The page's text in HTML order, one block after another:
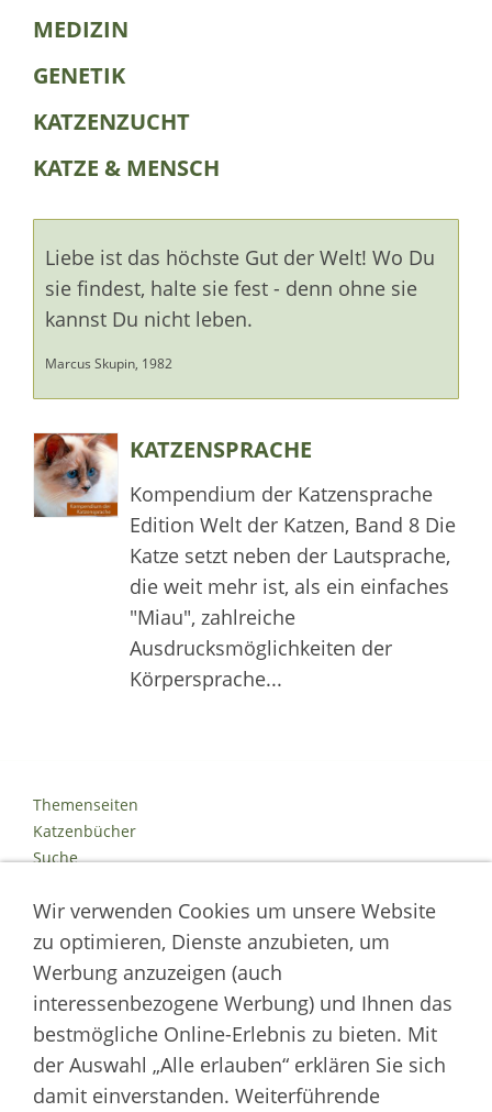
MEDIZIN
GENETIK
KATZENZUCHT
KATZE & MENSCH
Liebe ist das höchste Gut der Welt! Wo Du
sie findest, halte sie fest - denn ohne sie
kannst Du nicht leben.
Marcus Skupin, 1982
KATZENSPRACHE
Kompendium der Katzensprache
Edition Welt der Katzen, Band 8 Die
Katze setzt neben der Lautsprache,
die weit mehr ist, als ein einfaches
"Miau", zahlreiche
Ausdrucksmöglichkeiten der
Körpersprache...
Themenseiten
Katzenbücher
Suche
Impressum
Datenschutz
Cookies
Autor der Welt der Katzen
___________________
Wir verwenden Cookies um unsere Website
zu optimieren, Dienste anzubieten, um
Werbung anzuzeigen (auch
interessenbezogene Werbung) und Ihnen das
bestmögliche Online-Erlebnis zu bieten. Mit
der Auswahl „Alle erlauben“ erklären Sie sich
damit einverstanden. Weiterführende